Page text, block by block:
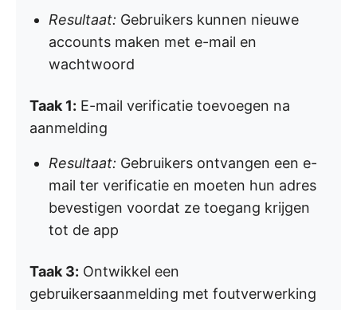
Resultaat: Gebruikers kunnen nieuwe
accounts maken met e-mail en
wachtwoord
Taak 1: E-mail verificatie toevoegen na
aanmelding
Resultaat: Gebruikers ontvangen een e-
mail ter verificatie en moeten hun adres
bevestigen voordat ze toegang krijgen
tot de app
Taak 3: Ontwikkel een
gebruikersaanmelding met foutverwerking